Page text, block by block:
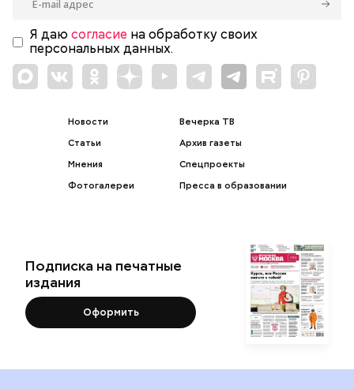
Я даю согласие на обработку своих
персональных данных.
Новости
Статьи
Мнения
Фотогалереи
Вечерка ТВ
Архив газеты
Спецпроекты
Пресса в образовании
Подписка на печатные
издания
Оформить